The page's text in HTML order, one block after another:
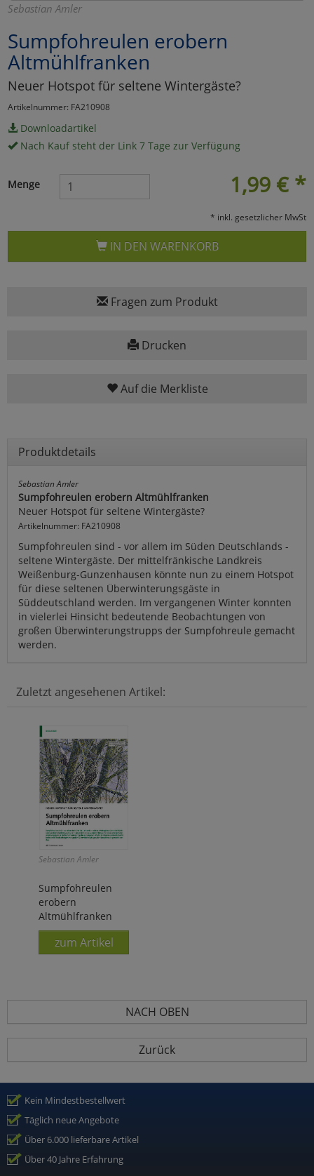
Sebastian Amler
Sumpfohreulen erobern
Altmühlfranken
Neuer Hotspot für seltene Wintergäste?
Artikelnummer: FA210908
Downloadartikel
Nach Kauf steht der Link 7 Tage zur Verfügung
1,99 € *
Menge
* inkl. gesetzlicher MwSt
IN DEN WARENKORB
Fragen zum Produkt
Drucken
Auf die Merkliste
Produktdetails
Sebastian Amler
Sumpfohreulen erobern Altmühlfranken
Neuer Hotspot für seltene Wintergäste?
Artikelnummer: FA210908
Sumpfohreulen sind - vor allem im Süden Deutschlands -
seltene Wintergäste. Der mittelfränkische Landkreis
Weißenburg-Gunzenhausen könnte nun zu einem Hotspot
für diese seltenen Überwinterungsgäste in
Süddeutschland werden. Im vergangenen Winter konnten
in vielerlei Hinsicht bedeutende Beobachtungen von
großen Überwinterungstrupps der Sumpfohreule gemacht
werden.
Zuletzt angesehenen Artikel:
Sebastian Amler
Sumpfohreulen
erobern
Altmühlfranken
zum Artikel
NACH OBEN
Zurück
Kein Mindestbestellwert
Täglich neue Angebote
Über 6.000 lieferbare Artikel
Über 40 Jahre Erfahrung
Umfragetools
Cookies
Einstellungen speichern
zurück
zu Haupptseite